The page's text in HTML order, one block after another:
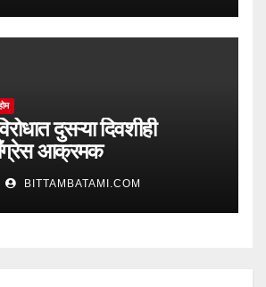
दुसऱ्या दिवशीही
आक्रमक
BITTAMBATAMI.COM